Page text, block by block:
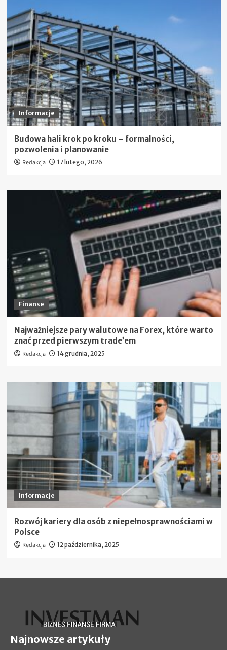
Informacje
Budowa hali krok po kroku – formalności,
pozwolenia i planowanie
Redakcja 17 lutego, 2026
Finanse
Najważniejsze pary walutowe na Forex, które warto
znać przed pierwszym trade’em
Redakcja 14 grudnia, 2025
Informacje
Rozwój kariery dla osób z niepełnosprawnościami w
Polsce
Redakcja 12 października, 2025
Najnowsze artykuły